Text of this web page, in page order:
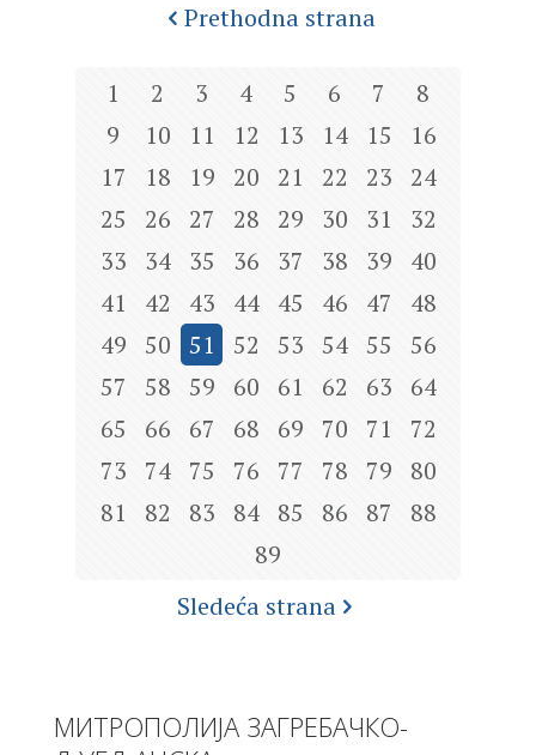
Prethodna strana
1 2 3 4 5 6 7
8
9
10 11 12 13 14 15
16
17
18 19 20 21 22 23
24
25
26 27 28 29 30 31
32
33
34 35 36 37 38 39
40
41
42 43 44 45 46 47
48
49
50 51 52 53 54 55
56
57
58 59 60 61 62 63
64
65
66 67 68 69 70 71
72
73
74 75 76 77 78 79
80
81
82 83 84 85 86 87
88
89
Sledeća strana
МИТРОПОЛИЈА ЗАГРЕБАЧКО-